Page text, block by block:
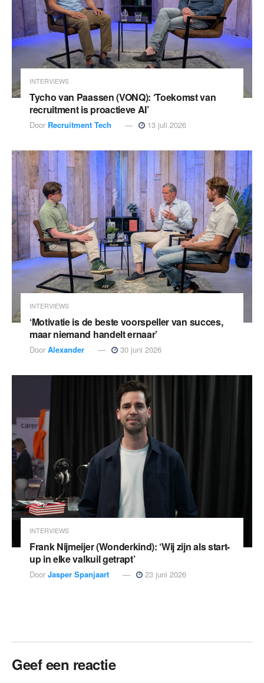
INTERVIEWS
Tycho van Paassen (VONQ): ‘Toekomst van
recruitment is proactieve AI’
Door Recruitment Tech 13 juli 2026
INTERVIEWS
‘Motivatie is de beste voorspeller van succes,
maar niemand handelt ernaar’
Door Alexander 30 juni 2026
INTERVIEWS
Frank Nijmeijer (Wonderkind): ‘Wij zijn als start-
up in elke valkuil getrapt’
Door Jasper Spanjaart 23 juni 2026
Geef een reactie